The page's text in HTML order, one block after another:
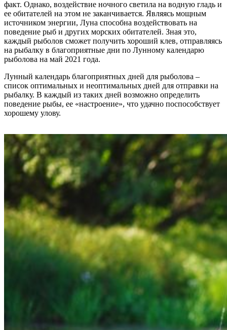
факт. Однако, воздействие ночного светила на водную гладь и
ее обитателей на этом не заканчивается. Являясь мощным
источником энергии, Луна способна воздействовать на
поведение рыб и других морских обитателей. Зная это,
каждый рыболов сможет получить хороший клев, отправляясь
на рыбалку в благоприятные дни по Лунному календарю
рыболова на май 2021 года.
Лунный календарь благоприятных дней для рыболова –
список оптимальных и неоптимальных дней для отправки на
рыбалку. В каждый из таких дней возможно определить
поведение рыбы, ее «настроение», что удачно поспособствует
хорошему улову.